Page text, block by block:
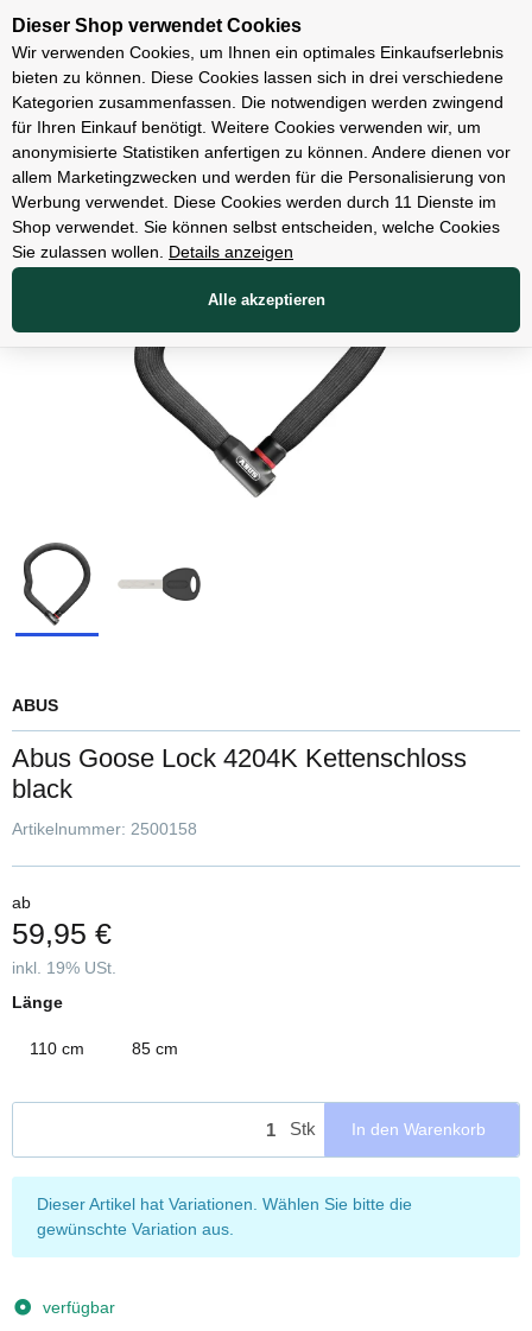
Unsere Filialen
Zubehör
ABUS
Abus Goose Lock 4204K Kettenschloss
black
Artikelnummer: 2500158
ab
59,95 €
inkl. 19% USt.
Länge
110 cm 85 cm
Stk In den Warenkorb
x
Dieser Artikel hat Variationen. Wählen Sie bitte die
gewünschte Variation aus.
verfügbar
Dieser Shop verwendet Cookies
Wir verwenden Cookies, um Ihnen ein optimales Einkaufserlebnis
bieten zu können. Diese Cookies lassen sich in drei verschiedene
Kategorien zusammenfassen. Die notwendigen werden zwingend
für Ihren Einkauf benötigt. Weitere Cookies verwenden wir, um
anonymisierte Statistiken anfertigen zu können. Andere dienen vor
allem Marketingzwecken und werden für die Personalisierung von
Werbung verwendet. Diese Cookies werden durch 11 Dienste im
Shop verwendet. Sie können selbst entscheiden, welche Cookies
Sie zulassen wollen.
Details anzeigen
Alle akzeptieren